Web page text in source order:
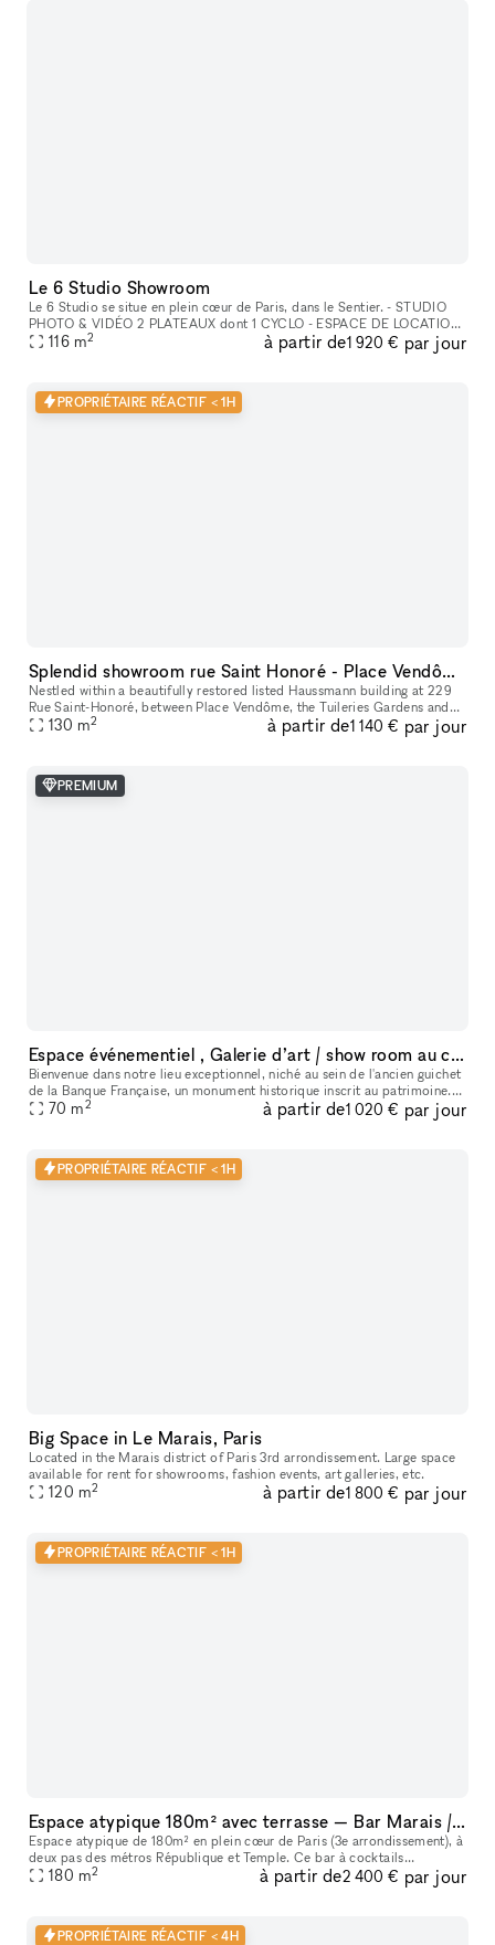
Le 6 Studio Showroom
Le 6 Studio se situe en plein cœur de Paris, dans le Sentier. - STUDIO
PHOTO & VIDÉO 2 PLATEAUX dont 1 CYCLO - ESPACE DE LOCATION
POUR SHOWROOMS / EXPOSITIONS / CASTINGS
116 m2 à partir de1 920 € par jour
PROPRIÉTAIRE RÉACTIF < 1H
Splendid showroom rue Saint Honoré - Place Vendôme, in the heart of Paris fashion & culture district.
Nestled within a beautifully restored listed Haussmann building at 229
Rue Saint-Honoré, between Place Vendôme, the Tuileries Gardens and
the Louvre, 229LAB offers one of Paris' most prestigious addr
130 m2 à partir de1 140 € par jour
PREMIUM
Espace événementiel , Galerie d’art / show room au cœur de Paris
Bienvenue dans notre lieu exceptionnel, niché au sein de l'ancien guichet
de la Banque Française, un monument historique inscrit au patrimoine.
Cet espace polyvalent offre une variété d'options pour
70 m2 à partir de1 020 € par jour
PROPRIÉTAIRE RÉACTIF < 1H
Big Space in Le Marais, Paris
Located in the Marais district of Paris 3rd arrondissement. Large space
available for rent for showrooms, fashion events, art galleries, etc.
120 m2 à partir de1 800 € par jour
PROPRIÉTAIRE RÉACTIF < 1H
Espace atypique 180m² avec terrasse — Bar Marais / République — Showroom, shooting, pop-up restaurant, défilé
Espace atypique de 180m² en plein cœur de Paris (3e arrondissement), à
deux pas des métros République et Temple. Ce bar à cocktails
centenaire fondé en 1923 offre un cadre unique et scénographiable p
180 m2 à partir de2 400 € par jour
PROPRIÉTAIRE RÉACTIF < 4H